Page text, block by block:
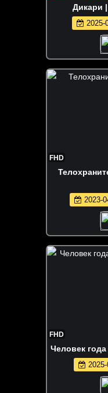
Дикари
2025-
FHD
2023-
FHD
Человек